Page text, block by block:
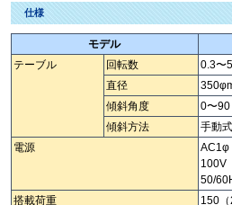
仕様
モデル
テーブル
回転数
0.3〜
直径
傾斜角度
0〜90
傾斜方法
手動式
電源
AC1φ
100V
50/
搭載荷重
150